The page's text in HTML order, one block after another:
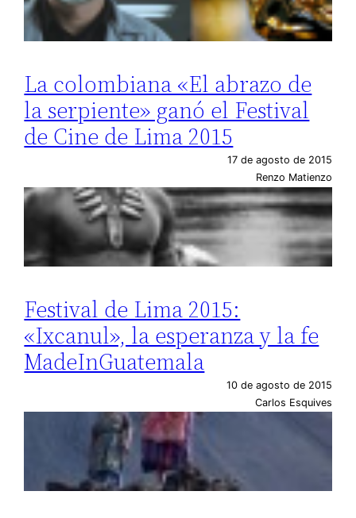
La colombiana «El abrazo de
la serpiente» ganó el Festival
de Cine de Lima 2015
17 de agosto de 2015
Renzo Matienzo
Festival de Lima 2015:
«Ixcanul», la esperanza y la fe
MadeInGuatemala
10 de agosto de 2015
Carlos Esquives